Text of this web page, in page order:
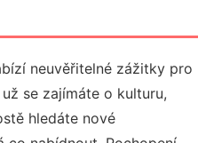
neuvěřitelné zážitky pro
se zajímáte o kulturu,
hledáte nové